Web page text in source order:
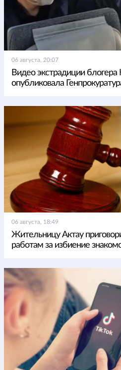
06 августа, 20:07
Видео экстрадиции
опубликовала
06 августа, 18:49
Жительницу Актау
работам за избиение